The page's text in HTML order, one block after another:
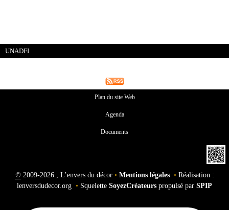
UNADFI
Plan du site Web
Agenda
Documents
©2009-2026 , L’envers du décor • Mentions légales • Réalisation :
lenversdudecor.org • Squelette SoyezCréateurs propulsé par SPIP